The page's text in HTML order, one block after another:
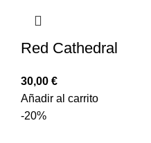
Red Cathedral
30,00 €
Añadir al carrito
-20%